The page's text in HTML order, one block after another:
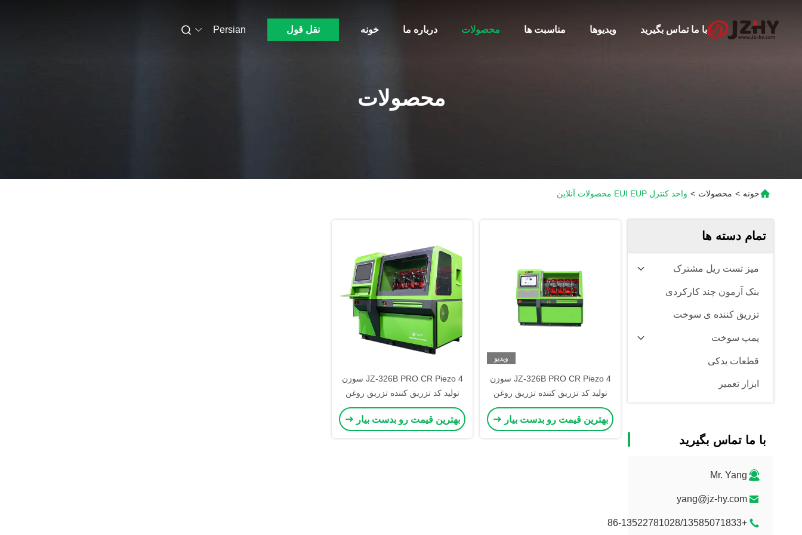
خونه درباره ما محصولات مناسبت ها ویدیوها با ما تماس بگیرید نقل قول Persian
محصولات
خونه > محصولات > واحد کنترل EUI EUP محصولات آنلاین
تمام دسته ها
میز تست ریل مشترک
بنک آزمون چند کارکردی
تزریق کننده ی سوخت
پمپ سوخت
قطعات یدکی
ابزار تعمیر
با ما تماس بگیرید
Mr. Yang
yang@jz-hy.com
+86-13522781028/13585071833
ویدیو
JZ-326B PRO CR Piezo 4 سوزن
تولید کد تزریق کننده تزریق روغن
بازگشت همزمان بنک آزمون
بهترین قیمت رو بدست بیار
JZ-326B PRO CR Piezo 4 سوزن
تولید کد تزریق کننده تزریق روغن
بازگشت همزمان بنک آزمون
بهترین قیمت رو بدست بیار